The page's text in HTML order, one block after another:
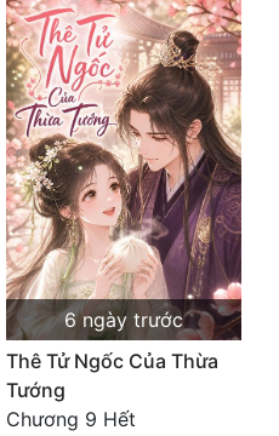
6 ngày trước
Thê Tử Ngốc Của Thừa
Tướng
Chương 9 Hết